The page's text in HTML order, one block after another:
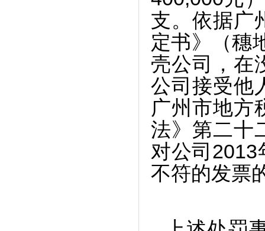
支。依据广
定书》（穗
壳公司，在
公司接受他
广州市地方
法》第二十
对公司
不符的发票